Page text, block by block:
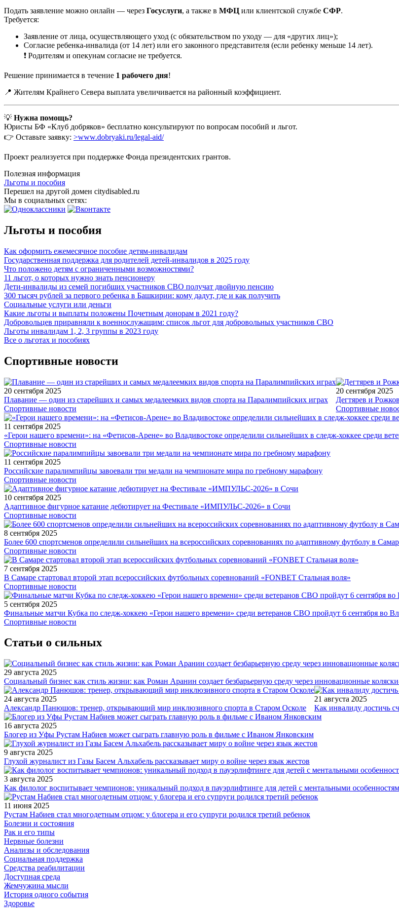
Подать заявление можно онлайн — через Госуслуги, а также в МФЦ или клиентской службе СФР.
Требуется:
Заявление от лица, осуществляющего уход (с обязательством по уходу — для «других лиц»);
Согласие ребенка-инвалида (от 14 лет) или его законного представителя (если ребенку меньше 14 лет).
❗ Родителям и опекунам согласие не требуется.
Решение принимается в течение 1 рабочего дня!
📍 Жителям Крайнего Севера выплата увеличивается на районный коэффициент.
💡 Нужна помощь?
Юристы БФ «Клуб добряков» бесплатно консультируют по вопросам пособий и льгот.
👉 Оставьте заявку: >www.dobryaki.ru/legal-aid/
Проект реализуется при поддержке Фонда президентских грантов.
Полезная информация
Льготы и пособия
Перешел на другой домен citydisabled.ru
Мы в социальных сетях:
Льготы и пособия
Как оформить ежемесячное пособие детям-инвалидам
Государственная поддержка для родителей детей-инвалидов в 2025 году
Что положено детям с ограниченными возможностями?
11 льгот, о которых нужно знать пенсионеру
Дети-инвалиды из семей погибших участников СВО получат двойную пенсию
300 тысяч рублей за первого ребенка в Башкирии: кому дадут, где и как получить
Социальные услуги или деньги
Какие льготы и выплаты положены Почетным донорам в 2021 году?
Добровольцев приравняли к военнослужащим: список льгот для добровольных участников СВО
Льготы инвалидам 1, 2, 3 группы в 2023 году
Все о льготах и пособиях
Спортивные новости
20 сентября 2025
Плавание — один из старейших и самых медалеемких видов спорта на Паралимпийских играх
Спортивные новости
20 сентября 2025
Дегтярев и
Спортивные
11 сентября 2025
«Герои нашего времени»: на «Фетисов-Арене» во Владивостоке определили сильнейших в следж-хоккее среди
Спортивные новости
11 сентября 2025
Российские паралимпийцы завоевали три медали на чемпионате мира по гребному марафону
Спортивные новости
10 сентября 2025
Адаптивное фигурное катание дебютирует на Фестивале «ИМПУЛЬС-2026» в Сочи
Спортивные новости
8 сентября 2025
Более 600 спортсменов определили сильнейших на всероссийских соревнованиях по адаптивному футболу в
Спортивные новости
7 сентября 2025
В Самаре стартовал второй этап всероссийских футбольных соревнований «FONBET Стальная воля»
Спортивные новости
5 сентября 2025
Финальные матчи Кубка по следж-хоккею «Герои нашего времени» среди ветеранов СВО пройдут 6 сентября во
Спортивные новости
Статьи о сильных
29 августа 2025
Социальный бизнес как стиль жизни: как Роман Аранин создает безбарьерную среду через инновационные
24 августа 2025
Александр Панюшов: тренер, открывающий мир инклюзивного спорта в Старом Осколе
21 августа 2025
Как инвалиду достичь
16 августа 2025
Блогер из Уфы Рустам Набиев может сыграть главную роль в фильме с Иваном Янковским
9 августа 2025
Глухой журналист из Газы Басем Альхабель рассказывает миру о войне через язык жестов
3 августа 2025
Как филолог воспитывает чемпионов: уникальный подход в пауэрлифтинге для детей с ментальными
11 июня 2025
Рустам Набиев стал многодетным отцом: у блогера и его супруги родился третий ребенок
Болезни и состояния
Рак и его типы
Нервные болезни
Анализы и обследования
Социальная поддержка
Средства реабилитации
Доступная среда
Жемчужина мысли
История одного события
Здоровье